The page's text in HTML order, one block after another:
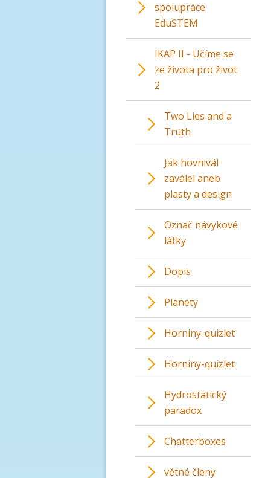
spolupráce
EduSTEM
IKAP II - Učíme se
ze života pro život
2
Two Lies and a
Truth
Jak hovnivál
zaválel aneb
plasty a design
Označ návykové
látky
Dopis
Planety
Horniny-quizlet
Horniny-quizlet
Hydrostatický
paradox
Chatterboxes
větné členy